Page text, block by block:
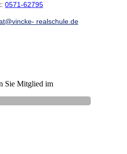
: 0571-62795
realschule.de
Sie Mitglied im